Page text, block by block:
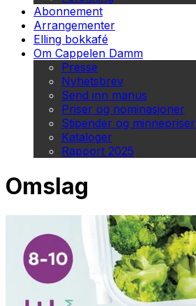
Abonnement
Arrangementer
Elling bokkafé
Om Cappelen Damm
Presse
Nyhetsbrev
Send inn manus
Priser og nominasjoner
Stipender og minnepriser
Kataloger
Rapport 2025
Omslag